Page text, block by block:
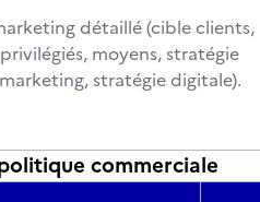
détaillé (cible clients,
moyens, stratégie
stratégie digitale).
commerciale